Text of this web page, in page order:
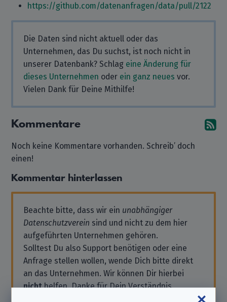
https://github.com/datenanfragen/data/pull/2122
Die Daten sind nicht aktuell oder das
Unternehmen, das Du suchst, ist noch nicht in
unserer Datenbank? Schlag eine Änderung für
dieses Unternehmen oder ein ganz neues vor.
Vielen Dank für Deine Mithilfe!
Kommentare
Noch keine Kommentare vorhanden. Schreib’ doch
einen!
Kommentar hinterlassen
Beachte bitte, dass wir ein unabhängiger
Datenschutzverein sind und nicht zu dem hier
aufgeführten Unternehmen gehören.
Solltest Du also Support benötigen oder eine
Anfrage stellen wollen, wende Dich bitte direkt
an das Unternehmen. Wir können Dir hierbei
nichthelfen. Danke für Dein Verständnis.